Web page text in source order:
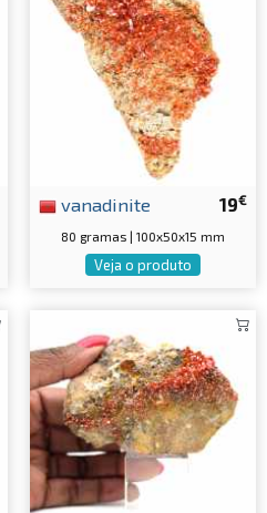
19€
vanadinite
80 gramas | 100x50x15 mm
Veja o produto